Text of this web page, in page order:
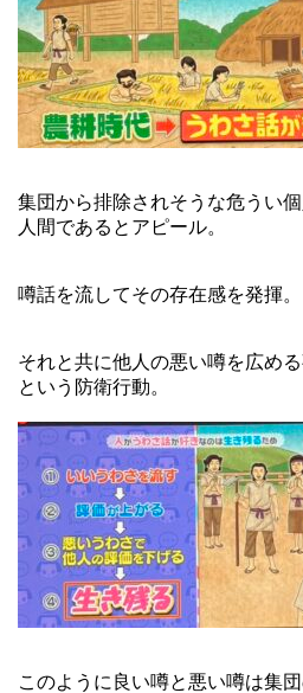
集団から排除されそうな危うい
人間であるとアピール。
噂話を流してその存在感を発揮。
それと共に他人の悪い噂を広め
という防衛行動。
このように良い噂と悪い噂は集